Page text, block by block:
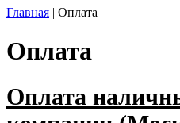
Главная | Оплата
Оплата
Оплата наличн